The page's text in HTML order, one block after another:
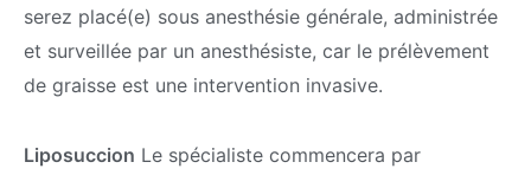
serez placé(e) sous anesthésie générale, administrée
et surveillée par un anesthésiste, car le prélèvement
de graisse est une intervention invasive.
Liposuccion Le spécialiste commencera par